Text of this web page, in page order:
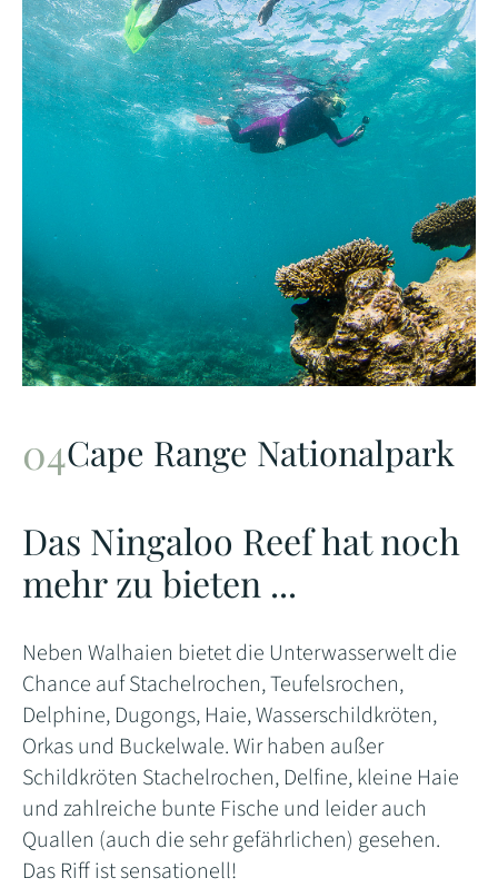
Cape Range Nationalpark
Das Ningaloo Reef hat noch
mehr zu bieten ...
Neben Walhaien bietet die Unterwasserwelt die
Chance auf Stachelrochen, Teufelsrochen,
Delphine, Dugongs, Haie, Wasserschildkröten,
Orkas und Buckelwale. Wir haben außer
Schildkröten Stachelrochen, Delfine, kleine Haie
und zahlreiche bunte Fische und leider auch
Quallen (auch die sehr gefährlichen) gesehen.
Das Riff ist sensationell!